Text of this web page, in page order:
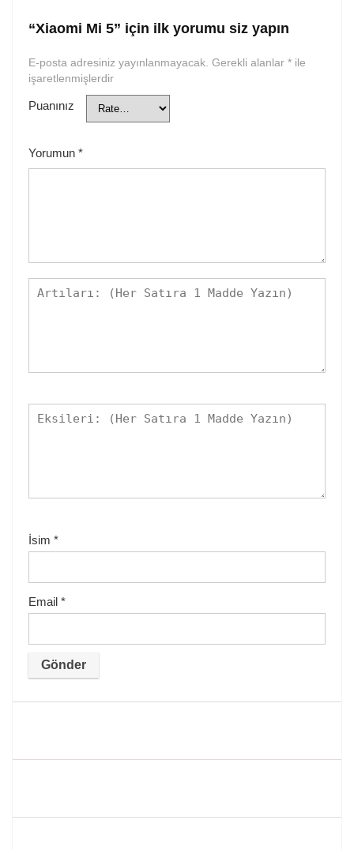
“Xiaomi Mi 5” için ilk yorumu siz yapın
E-posta adresiniz yayınlanmayacak. Gerekli alanlar * ile
işaretlenmişlerdir
Puanınız
Yorumun *
İsim *
Email *